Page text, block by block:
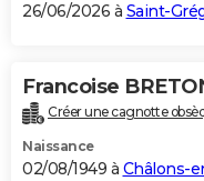
26/06/2026 à Saint-
Francoise
Créer une cagnotte
Naissance
02/08/1949 à Châlons-